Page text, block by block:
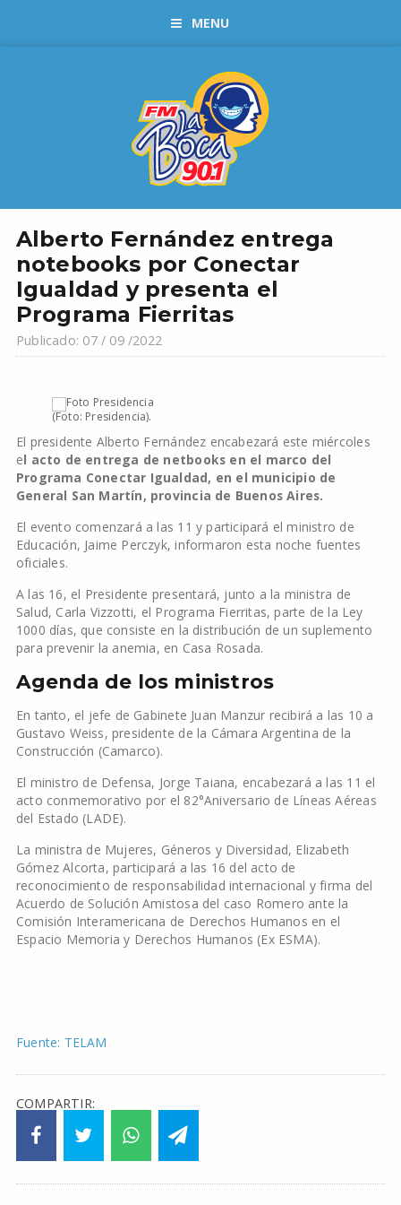
MENU
Alberto Fernández entrega
notebooks por Conectar
Igualdad y presenta el
Programa Fierritas
Publicado: 07 / 09 /2022
(Foto: Presidencia).
El presidente Alberto Fernández encabezará este miércoles
el acto de entrega de netbooks en el marco del
Programa Conectar Igualdad, en el municipio de
General San Martín, provincia de Buenos Aires.
El evento comenzará a las 11 y participará el ministro de
Educación, Jaime Perczyk, informaron esta noche fuentes
oficiales.
A las 16, el Presidente presentará, junto a la ministra de
Salud, Carla Vizzotti, el Programa Fierritas, parte de la Ley
1000 días, que consiste en la distribución de un suplemento
para prevenir la anemia, en Casa Rosada.
Agenda de los ministros
En tanto, el jefe de Gabinete Juan Manzur recibirá a las 10 a
Gustavo Weiss, presidente de la Cámara Argentina de la
Construcción (Camarco).
El ministro de Defensa, Jorge Taiana, encabezará a las 11 el
acto conmemorativo por el 82°Aniversario de Líneas Aéreas
del Estado (LADE).
La ministra de Mujeres, Géneros y Diversidad, Elizabeth
Gómez Alcorta, participará a las 16 del acto de
reconocimiento de responsabilidad internacional y firma del
Acuerdo de Solución Amistosa del caso Romero ante la
Comisión Interamericana de Derechos Humanos en el
Espacio Memoria y Derechos Humanos (Ex ESMA).
Fuente: TELAM
COMPARTIR: